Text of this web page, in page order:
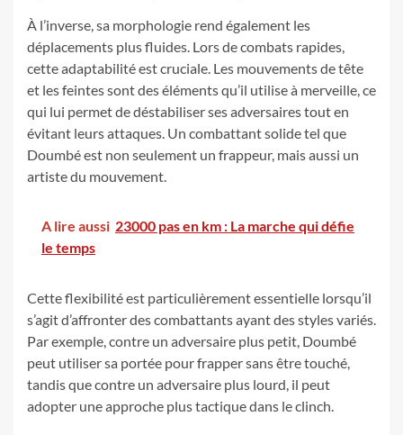
À l’inverse, sa morphologie rend également les
déplacements plus fluides. Lors de combats rapides,
cette adaptabilité est cruciale. Les mouvements de tête
et les feintes sont des éléments qu’il utilise à merveille, ce
qui lui permet de déstabiliser ses adversaires tout en
évitant leurs attaques. Un combattant solide tel que
Doumbé est non seulement un frappeur, mais aussi un
artiste du mouvement.
A lire aussi 23000 pas en km : La marche qui défie
le temps
Cette flexibilité est particulièrement essentielle lorsqu’il
s’agit d’affronter des combattants ayant des styles variés.
Par exemple, contre un adversaire plus petit, Doumbé
peut utiliser sa portée pour frapper sans être touché,
tandis que contre un adversaire plus lourd, il peut
adopter une approche plus tactique dans le clinch.